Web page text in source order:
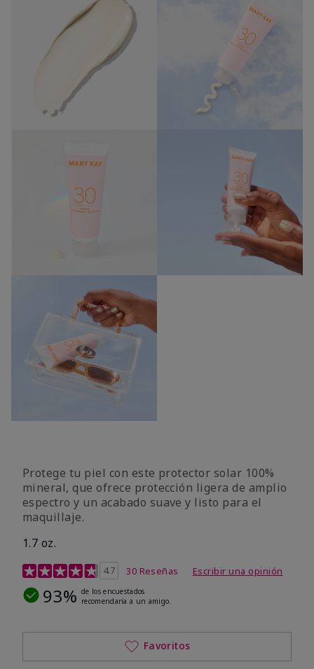
Protege tu piel con este protector solar 100%
mineral, que ofrece protección ligera de amplio
espectro y un acabado suave y listo para el
maquillaje.
1.7 oz.
Calificación de clientes de 5 de 5
4.7 30 Reseñas Escribir una opinión
93% de los encuestados
recomendaría a un amigo.
Favoritos